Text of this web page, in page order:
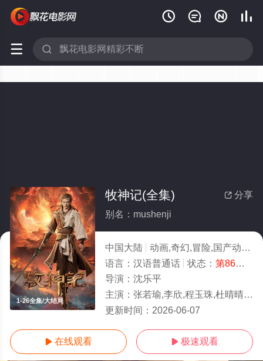
   
 
1-26全集/大结局
 分享
牧神记(全集)
别名：mushenji
中国大陆 动画,奇幻,冒险,国产动漫
语言： 汉语普通话 状态： 第86集
导演： 沈乐平
主演： 张若瑜,李欣,程玉珠,杜晴晴,虞晓旭,于凯隆,高嗣航,张恒,王宇航,刘宇轩,唐昊
更新时间： 2026-06-07
 在线观看  极速观看